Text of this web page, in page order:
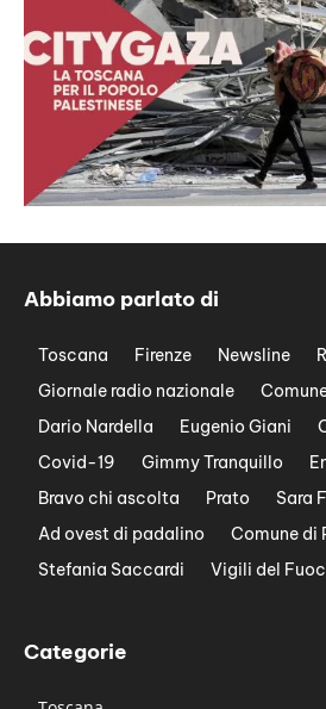
Abbiamo parlato di
Toscana Firenze Newsline
Giornale radio nazionale
Dario Nardella
Eugenio Giani
Covid-19
Gimmy Tranquillo
Bravo chi ascolta
Prato Sara
Ad ovest di padalino
Comune di
Stefania Saccardi
Vigili del
Categorie